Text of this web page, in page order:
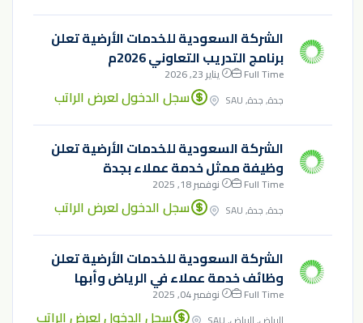
الشركة السعودية للخدمات الأرضية تعلن
برنامج التدريب التعاوني 2026م
Full Time
يناير 23, 2026
جدة, جدة, SAU
سجل الدخول لعرض الراتب
الشركة السعودية للخدمات الأرضية تعلن
وظيفة ممثل خدمة عملاء بجدة
Full Time
نوفمبر 18, 2025
جدة, جدة, SAU
سجل الدخول لعرض الراتب
الشركة السعودية للخدمات الأرضية تعلن
وظائف خدمة عملاء في الرياض وأبها
Full Time
نوفمبر 04, 2025
سجل الدخول لعرض الراتب